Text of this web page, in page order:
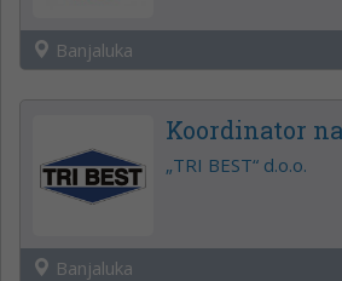
Banjaluka
Koordinator
„TRI BEST“ d.o.o.
Banjaluka